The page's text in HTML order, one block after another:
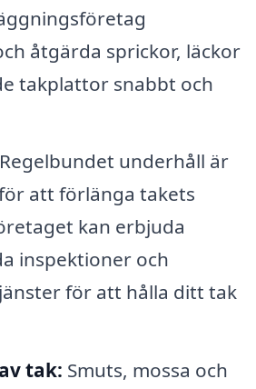
åtgärda sprickor, läckor
takplattor snabbt och
Regelbundet underhåll är
att förlänga takets
kan erbjuda
inspektioner och
för att hålla ditt tak
tak: Smuts, mossa och